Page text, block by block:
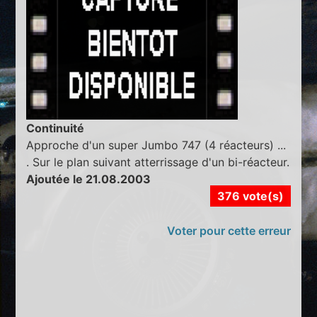
Continuité
Approche d'un super Jumbo 747 (4 réacteurs) ...
. Sur le plan suivant atterrissage d'un bi-réacteur.
Ajoutée le 21.08.2003
376 vote(s)
Voter pour cette erreur